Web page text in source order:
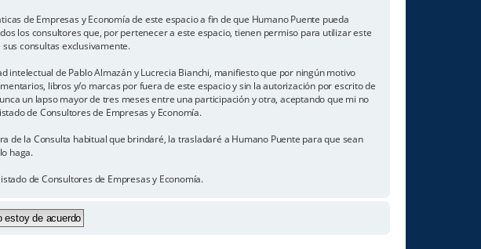
de Empresas y Economía de este espacio a fin de que Humano Puente pueda
los consultores que, por pertenecer a este espacio, tienen permiso para utilizar este
consultas exclusivamente.
de Pablo Almazán y Lucrecia Bianchi, manifiesto que por ningún motivo
libros y/o marcas por fuera de este espacio y sin la autorización por escrito de
un lapso mayor de tres meses entre una participación y otra, aceptando que mi no
de Consultores de Empresas y Economía.
de la Consulta habitual que brindaré, la trasladaré a Humano Puente para que sean
haga.
de Consultores de Empresas y Economía.